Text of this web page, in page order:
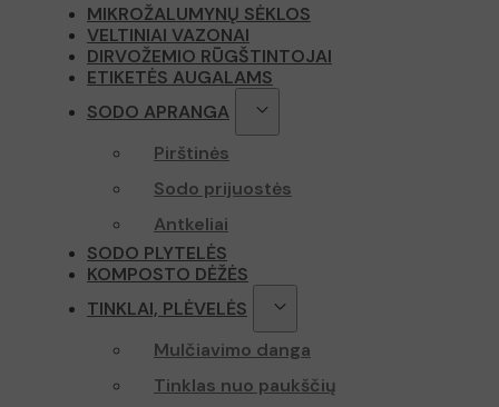
MIKROŽALUMYNŲ SĖKLOS
VELTINIAI VAZONAI
DIRVOŽEMIO RŪGŠTINTOJAI
ETIKETĖS AUGALAMS
SODO APRANGA
Pirštinės
Sodo prijuostės
Antkeliai
SODO PLYTELĖS
KOMPOSTO DĖŽĖS
TINKLAI, PLĖVELĖS
Mulčiavimo danga
Tinklas nuo paukščių